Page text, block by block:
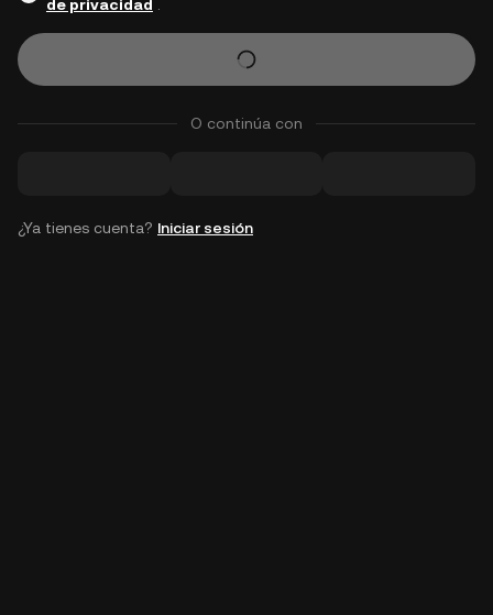
de privacidad
O continúa con
¿Ya tienes cuenta? Iniciar sesión